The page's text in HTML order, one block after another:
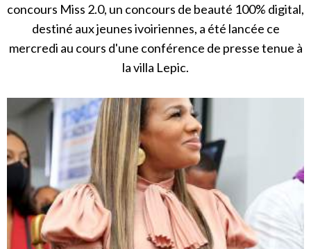
concours Miss 2.0, un concours de beauté 100% digital,
destiné aux jeunes ivoiriennes, a été lancée ce
mercredi au cours d'une conférence de presse tenue à
la villa Lepic.